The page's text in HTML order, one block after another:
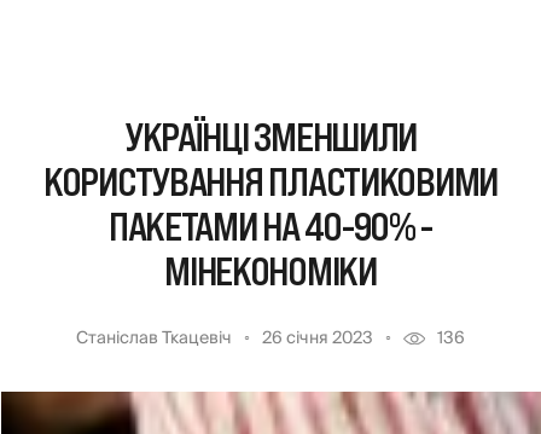
УКРАЇНЦІ ЗМЕНШИЛИ
КОРИСТУВАННЯ ПЛАСТИКОВИМИ
ПАКЕТАМИ НА 40-90% -
МІНЕКОНОМІКИ
Станіслав Ткацевіч 26 січня 2023 136